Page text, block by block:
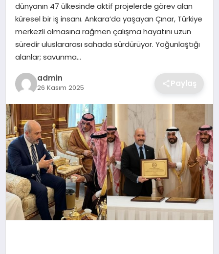
SPOR
TEKNOLOJI
YAŞAM
dünyanın 47 ülkesinde aktif projelerde görev alan
küresel bir iş insanı. Ankara’da yaşayan Çınar, Türkiye
merkezli olmasına rağmen çalışma hayatını uzun
süredir uluslararası sahada sürdürüyor. Yoğunlaştığı
alanlar; savunma…
admin
26 Kasım 2025 Paylaş